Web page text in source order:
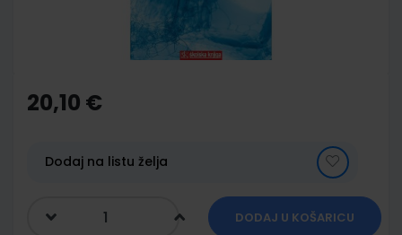
the
beginning
gallery
20,10 €
Dodaj na listu želja
DODAJ U KOŠARICU